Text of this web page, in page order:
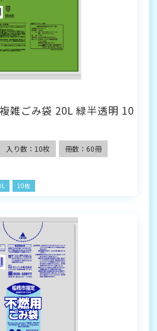
雑ごみ袋 20L 緑半透明 10
入り数：10枚
冊数：60冊
10枚